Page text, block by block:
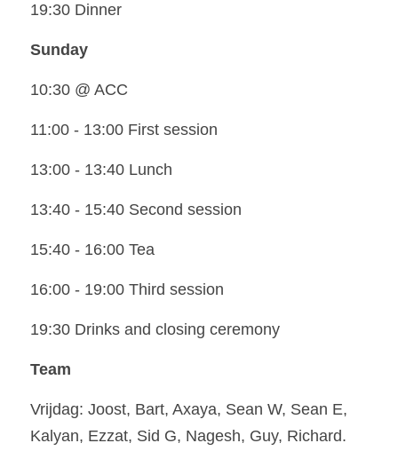
19:30 Dinner
Sunday
10:30 @ ACC
11:00 - 13:00 First session
13:00 - 13:40 Lunch
13:40 - 15:40 Second session
15:40 - 16:00 Tea
16:00 - 19:00 Third session
19:30 Drinks and closing ceremony
Team
Vrijdag: Joost, Bart, Axaya, Sean W, Sean E,
Kalyan, Ezzat, Sid G, Nagesh, Guy, Richard.